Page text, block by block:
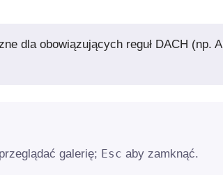
dla obowiązujących reguł DACH (np.
galerię; Esc aby zamknąć.